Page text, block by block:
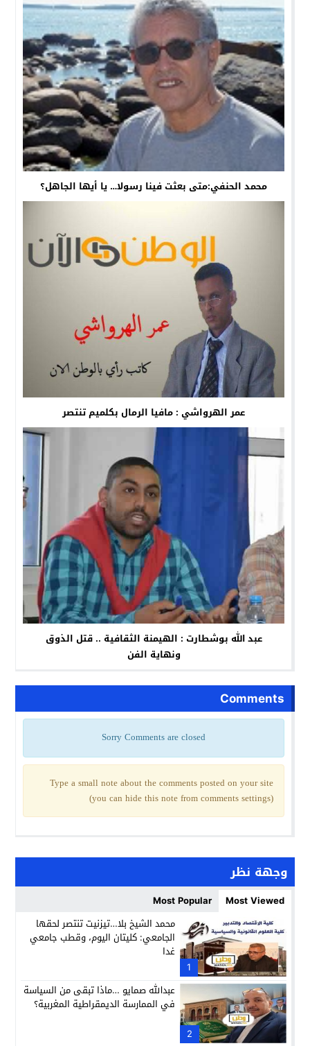
محمد الحنفي:متى بعثت فينا رسولا… يا أيها الجاهل؟
عمر الهرواشي : مافيا الرمال بكلميم تنتصر
عبد الله بوشطارت : الهيمنة الثقافية .. قتل الذوق
ونهاية الفن
Comments
Sorry Comments are closed
Type a small note about the comments posted on your site
(you can hide this note from comments settings)
وجهة نظر
Most Viewed
Most Popular
1
محمد الشيخ بلا…تيزنيت تنتصر لحقها
الجامعي: كليتان اليوم، وقطب جامعي
غدا
2
عبدالله صمايو …ماذا تبقى من السياسة
في الممارسة الديمقراطية المغربية؟